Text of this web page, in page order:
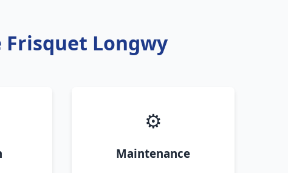
Longwy
⚙️
Maintenance